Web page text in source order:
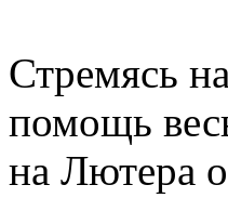
Стремясь
помощь
на Лютера